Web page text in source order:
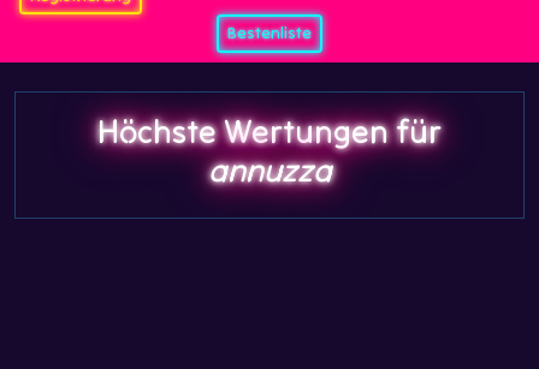
Bestenliste
Höchste Wertungen für
annuzza